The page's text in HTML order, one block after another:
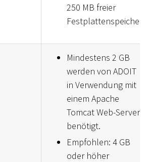
250 MB freier
Festplattenspeicher
Mindestens 2 GB
werden von ADOIT
in Verwendung mit
einem Apache
Tomcat Web-Server
benötigt.
Empfohlen: 4 GB
oder höher